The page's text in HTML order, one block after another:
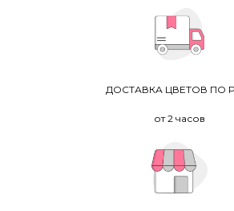
ДОСТАВКА ЦВЕТОВ ПО
от 2 часов